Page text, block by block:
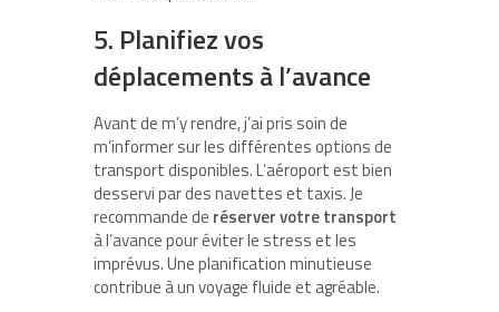
5. Planifiez vos
déplacements à l’avance
Avant de m’y rendre, j’ai pris soin de
m’informer sur les différentes options de
transport disponibles. L’aéroport est bien
desservi par des navettes et taxis. Je
recommande de réserver votre transport
à l’avance pour éviter le stress et les
imprévus. Une planification minutieuse
contribue à un voyage fluide et agréable.